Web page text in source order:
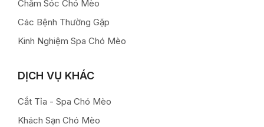
Chăm Sóc Chó Mèo
Các Bệnh Thường Gặp
Kinh Nghiệm Spa Chó Mèo
DỊCH VỤ KHÁC
Cắt Tỉa - Spa Chó Mèo
Khách Sạn Chó Mèo